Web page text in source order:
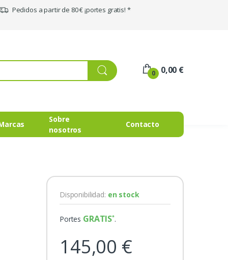
Pedidos a partir de 80 € ¡portes gratis! *
0 0,00 €
Sobre
nosotros
Contacto
Disponibilidad: en stock
Portes GRATIS .
145,00 €